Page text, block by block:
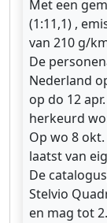
Met een
(1:11,1) ,
van 210 g/
De
Nederland
op do 12
herkeurd
Op wo 8
laatst van
De
Stelvio
en mag tot